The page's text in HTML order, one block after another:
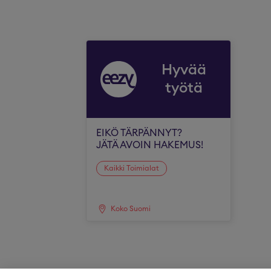
Hyvää
työtä
EIKÖ TÄRPÄNNYT?
JÄTÄ AVOIN HAKEMUS!
Kaikki Toimialat
Koko Suomi